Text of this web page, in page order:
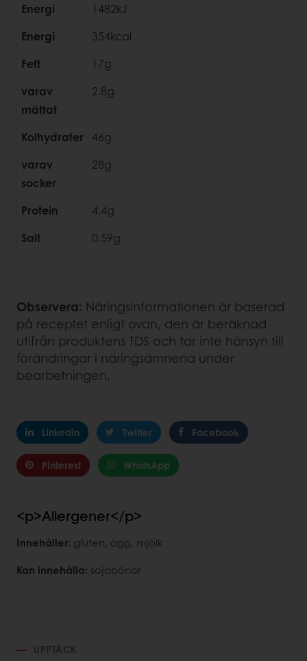
Energi
1482kJ
Energi
354kcal
Fett
17g
varav
mättat
2.8g
Kolhydrater
46g
varav
socker
28g
Protein
4.4g
Salt
0.59g
Observera: Näringsinformationen är baserad
på receptet enligt ovan, den är beräknad
utifrån produktens TDS och tar inte hänsyn till
förändringar i näringsämnena under
bearbetningen.
Linkedin Twitter Facebook
Pinterest WhatsApp
<p>Allergener</p>
Innehåller: gluten, ägg, mjölk
Kan innehålla: sojabönor
UPPTÄCK